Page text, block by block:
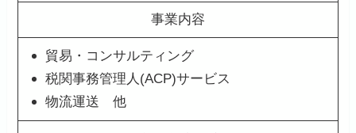
事業内容
貿易・コンサルティング
税関事務管理人(ACP)サービス
物流運送 他